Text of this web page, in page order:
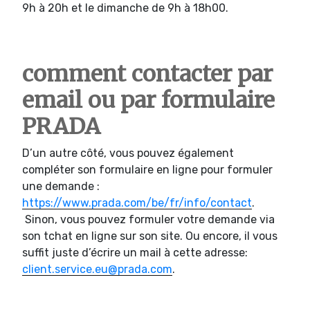
9h à 20h et le dimanche de 9h à 18h00.
comment contacter par
email ou par formulaire
PRADA
D’un autre côté, vous pouvez également
compléter son formulaire en ligne pour formuler
une demande :
https://www.prada.com/be/fr/info/contact.
Sinon, vous pouvez formuler votre demande via
son tchat en ligne sur son site. Ou encore, il vous
suffit juste d’écrire un mail à cette adresse:
client.service.eu@prada.com.